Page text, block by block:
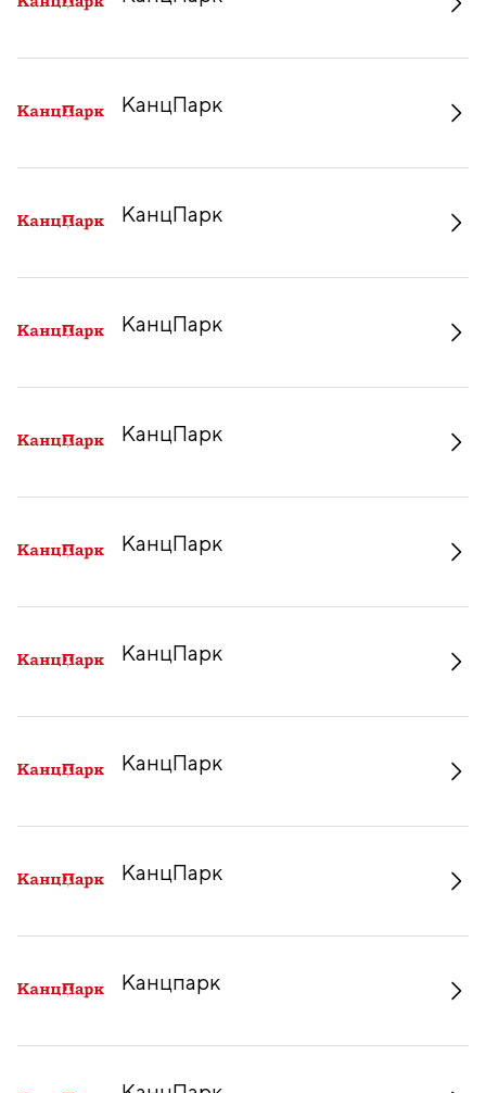
КанцПарк
КанцПарк
КанцПарк
КанцПарк
КанцПарк
КанцПарк
КанцПарк
КанцПарк
Канцпарк